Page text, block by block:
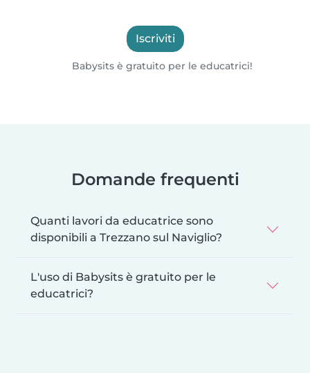
Iscriviti
Babysits è gratuito per le educatrici!
Domande frequenti
Quanti lavori da educatrice sono
disponibili a Trezzano sul Naviglio?
L'uso di Babysits è gratuito per le
educatrici?